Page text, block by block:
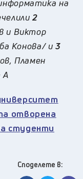
на
2
и Виктор
Конова/ и3
Пламен
A
отворена
студенти
Споделете в: